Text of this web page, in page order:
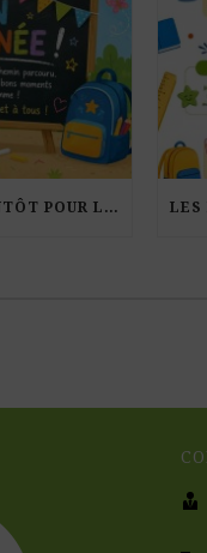
BEL ÉTÉ ET À BIENTÔT POUR LA RENTRÉE !